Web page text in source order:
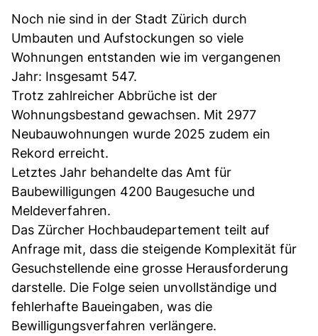
Noch nie sind in der Stadt Zürich durch
Umbauten und Aufstockungen so viele
Wohnungen entstanden wie im vergangenen
Jahr: Insgesamt 547.
Trotz zahlreicher Abbrüche ist der
Wohnungsbestand gewachsen. Mit 2977
Neubauwohnungen wurde 2025 zudem ein
Rekord erreicht.
Letztes Jahr behandelte das Amt für
Baubewilligungen 4200 Baugesuche und
Meldeverfahren.
Das Zürcher Hochbaudepartement teilt auf
Anfrage mit, dass die steigende Komplexität für
Gesuchstellende eine grosse Herausforderung
darstelle. Die Folge seien unvollständige und
fehlerhafte Baueingaben, was die
Bewilligungsverfahren verlängere.